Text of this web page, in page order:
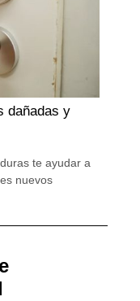
dañadas y
te ayudar a
nuevos